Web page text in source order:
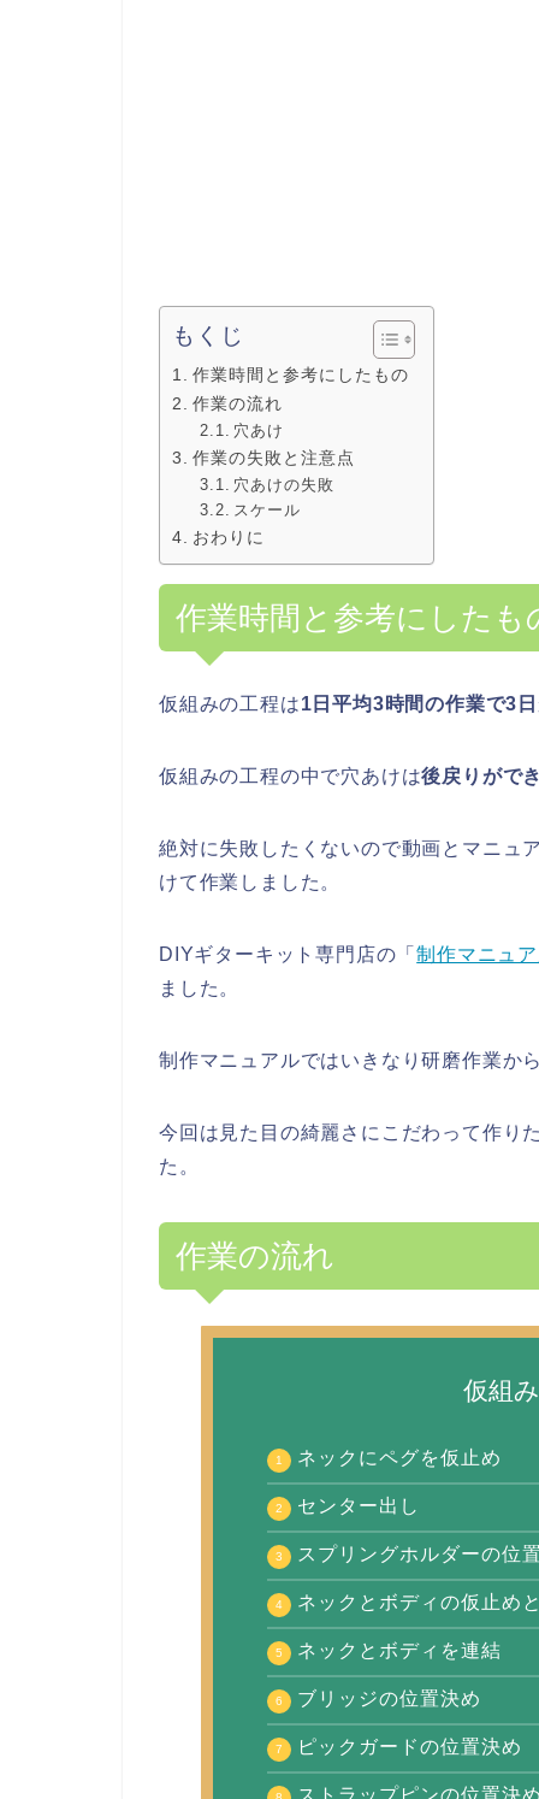
もくじ
作業時間と参考にしたもの
作業の流れ
穴あけ
作業の失敗と注意点
穴あけの失敗
スケール
おわりに
作業時間と参考にしたも
仮組みの工程は1日平均3時間の作業で3日
仮組みの工程の中で穴あけは後戻りがで
絶対に失敗したくないので動画とマニュ
けて作業しました。
DIYギターキット専門店の「制作マニュ
ました。
制作マニュアルではいきなり研磨作業か
今回は見た目の綺麗さにこだわって作り
た。
作業の流れ
仮組
ネックにペグを仮止め
センター出し
スプリングホルダーの位
ネックとボディの仮止め
ネックとボディを連結
ブリッジの位置決め
ピックガードの位置決め
ストラップピンの位置決